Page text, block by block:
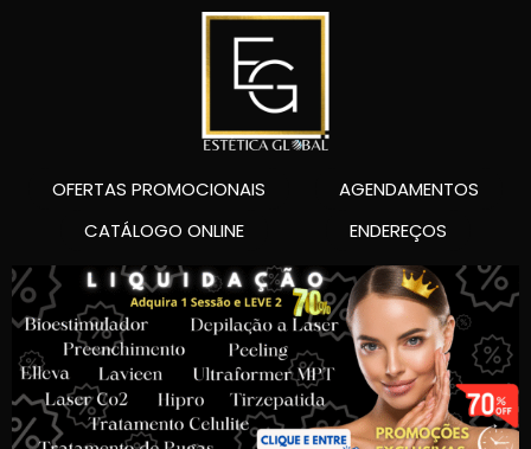
OFERTAS PROMOCIONAIS
AGENDAMENTOS
CATÁLOGO ONLINE
ENDEREÇOS